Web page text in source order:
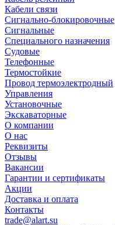
Кабели связи
Сигнально-блокировочные
Сигнальные
Специального назначения
Судовые
Телефонные
Термостойкие
Провод термоэлектродный
Управления
Установочные
Экскаваторные
О компании
О нас
Реквизиты
Отзывы
Вакансии
Гарантии и сертификаты
Акции
Доставка и оплата
Контакты
trade@alart.su